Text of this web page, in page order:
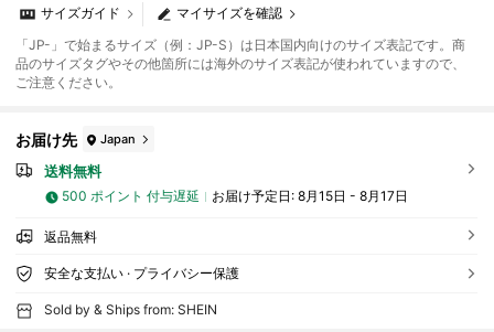
マイサイズを確認
サイズガイド
「JP-」で始まるサイズ（例：JP-S）は日本国内向けのサイズ表記です。商
品のサイズタグやその他箇所には海外のサイズ表記が使われていますので、
ご注意ください。
お届け先 Japan
送料無料
500 ポイント 付与遅延 お届け予定日: 8月15日 - 8月17日
返品無料
安全な支払い · プライバシー保護
Sold by & Ships from: SHEIN